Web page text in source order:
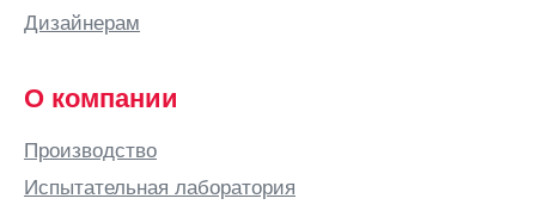
Дизайнерам
О компании
Производство
Испытательная лаборатория